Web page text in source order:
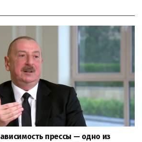
прессы — одно из